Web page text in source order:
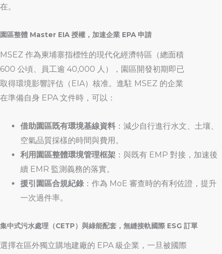
在。
園區整體 Master EIA 授權，加速企業 EPA 申請
MSEZ 作為柬埔寨指標性的現代化經濟特區（總面積
600 公頃、員工逾 40,000 人），園區開發初期即已
取得環境影響評估（EIA）核准。進駐 MSEZ 的企業
在準備自身 EPA 文件時，可以：
借助園區既有環境基線資料 ：減少自行進行水文、土壤、
空氣品質採樣的時間與費用。
利用園區整體環境管理框架 ：與既有 EMP 對接，加速後
續 EMR 監測義務的落實。
援引園區合規紀錄 ：作為 MoE 審查時的有利佐證，提升
一次過件率。
集中式污水處理（CETP）與綠能配套，無縫接軌國際 ESG 訂單
選擇在區外獨立購地建廠的 EPA 級企業，一旦被國際